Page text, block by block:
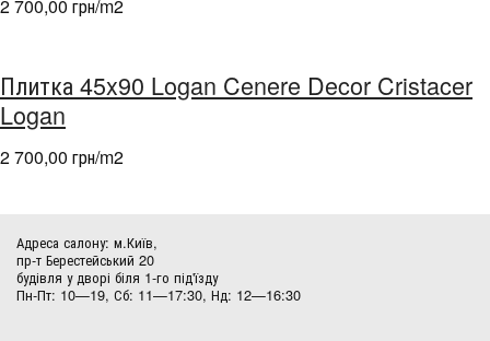
2 700,00 грн/m2
Плитка 45x90 Logan Cenere Decor Cristacer
Logan
2 700,00 грн/m2
Адреса салону: м.Київ,
пр-т Берестейський 20
будівля у дворі біля 1-го під'їзду
Пн-Пт: 10—19, Сб: 11—17:30, Нд: 12—16:30